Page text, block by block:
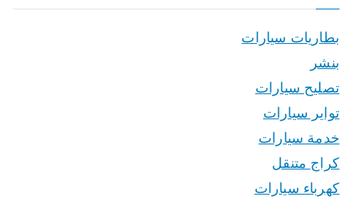
بطاريات سيارات
بنشر
تصليح سيارات
تواير سيارات
خدمة سيارات
كراج متنقل
كهرباء سيارات